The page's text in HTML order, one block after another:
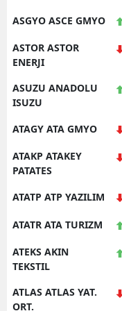
ASGYO ASCE GMYO
ASTOR ASTOR
ENERJI
ASUZU ANADOLU
ISUZU
ATAGY ATA GMYO
ATAKP ATAKEY
PATATES
ATATP ATP YAZILIM
ATATR ATA TURIZM
ATEKS AKIN
TEKSTIL
ATLAS ATLAS YAT.
ORT.